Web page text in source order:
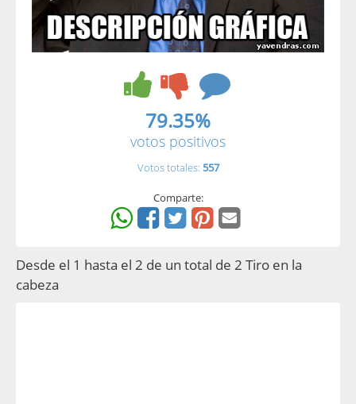
79.35%
votos positivos
Votos totales: 557
Comparte:
Desde el 1 hasta el 2 de un total de 2 Tiro en la
cabeza